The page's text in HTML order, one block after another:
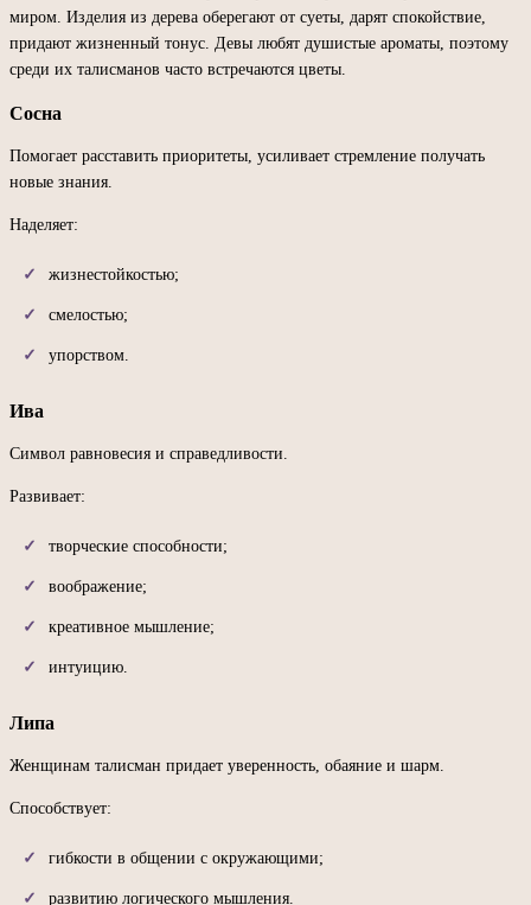
миром. Изделия из дерева оберегают от суеты, дарят спокойствие,
придают жизненный тонус. Девы любят душистые ароматы, поэтому
среди их талисманов часто встречаются цветы.
Сосна
Помогает расставить приоритеты, усиливает стремление получать
новые знания.
Наделяет:
жизнестойкостью;
смелостью;
упорством.
Ива
Символ равновесия и справедливости.
Развивает:
творческие способности;
воображение;
креативное мышление;
интуицию.
Липа
Женщинам талисман придает уверенность, обаяние и шарм.
Способствует:
гибкости в общении с окружающими;
развитию логического мышления.